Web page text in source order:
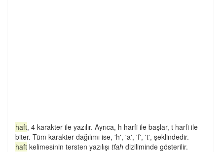
haft, 4 karakter ile yazılır. Ayrıca, h harfi ile başlar, t harfi ile
biter. Tüm karakter dağılımı ise, 'h', 'a', 'f', 't', şeklindedir.
haft kelimesinin tersten yazılışı tfah diziliminde gösterilir.